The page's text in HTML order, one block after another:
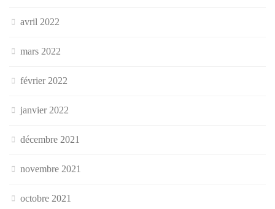
avril 2022
mars 2022
février 2022
janvier 2022
décembre 2021
novembre 2021
octobre 2021